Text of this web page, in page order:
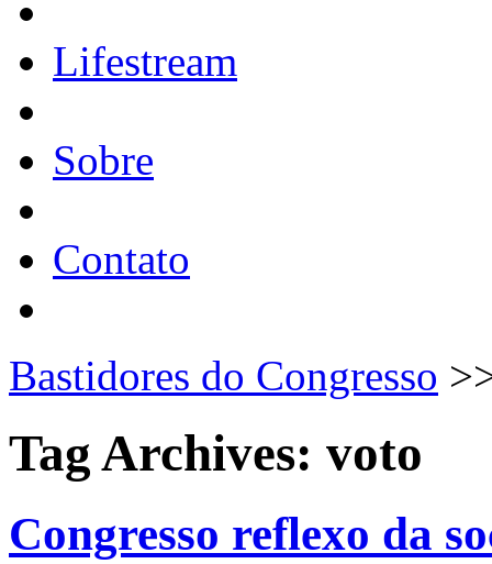
Lifestream
Sobre
Contato
Bastidores do Congresso
Tag Archives: voto
Congresso reflexo da